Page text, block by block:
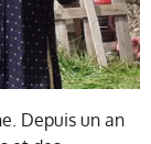
Depuis un an